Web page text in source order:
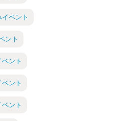
ベント
ント
ント
ント
ント